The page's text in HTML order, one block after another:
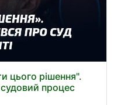
цього рішення".
процес